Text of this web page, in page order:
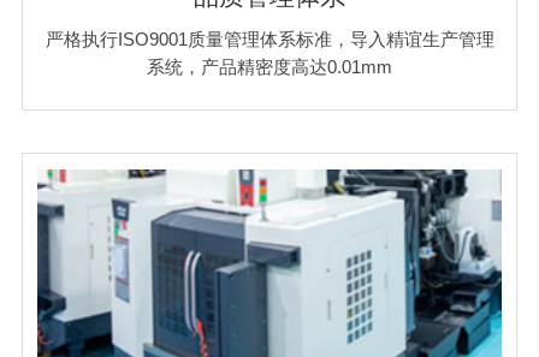
严格执行ISO9001质量管理体系标准，导入精谊生产管理
系统，产品精密度高达0.01mm